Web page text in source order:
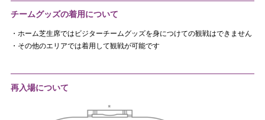
チームグッズの着用について
・ホーム芝生席ではビジターチームグッズを身につけての観戦はできません
・その他のエリアでは着用して観戦が可能です
再入場について